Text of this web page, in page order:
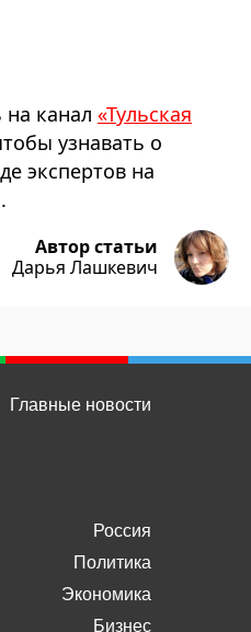
канал «Тульская
узнавать о
экспертов на
Автор статьи
Дарья Лашкевич
Главные новости
Россия
Политика
Экономика
Бизнес